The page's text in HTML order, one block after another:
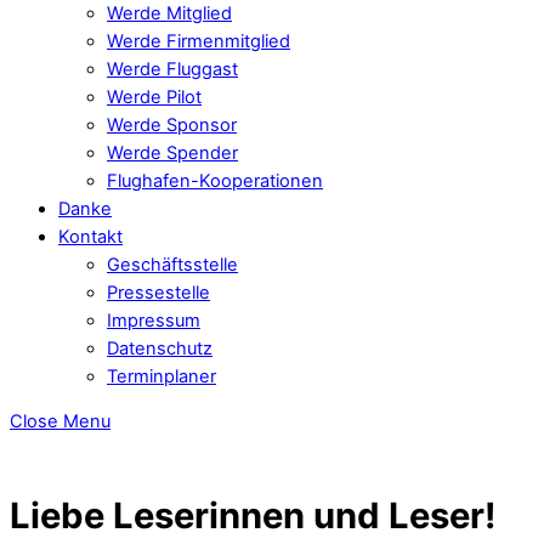
Werde Mitglied
Werde Firmenmitglied
Werde Fluggast
Werde Pilot
Werde Sponsor
Werde Spender
Flughafen-Kooperationen
Danke
Kontakt
Geschäftsstelle
Pressestelle
Impressum
Datenschutz
Terminplaner
Close Menu
Liebe Leserinnen und Leser!